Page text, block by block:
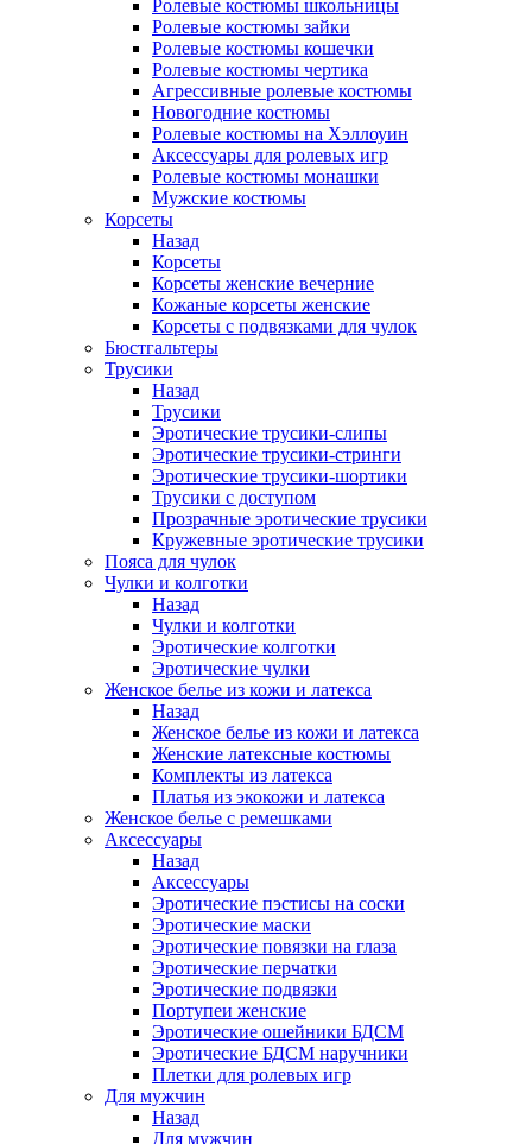
Ролевые костюмы школьницы
Ролевые костюмы зайки
Ролевые костюмы кошечки
Ролевые костюмы чертика
Агрессивные ролевые костюмы
Новогодние костюмы
Ролевые костюмы на Хэллоуин
Аксессуары для ролевых игр
Ролевые костюмы монашки
Мужские костюмы
Корсеты
Назад
Корсеты
Корсеты женские вечерние
Кожаные корсеты женские
Корсеты с подвязками для чулок
Бюстгальтеры
Трусики
Назад
Трусики
Эротические трусики-слипы
Эротические трусики-стринги
Эротические трусики-шортики
Трусики с доступом
Прозрачные эротические трусики
Кружевные эротические трусики
Пояса для чулок
Чулки и колготки
Назад
Чулки и колготки
Эротические колготки
Эротические чулки
Женское белье из кожи и латекса
Назад
Женское белье из кожи и латекса
Женские латексные костюмы
Комплекты из латекса
Платья из экокожи и латекса
Женское белье с ремешками
Аксессуары
Назад
Аксессуары
Эротические пэстисы на соски
Эротические маски
Эротические повязки на глаза
Эротические перчатки
Эротические подвязки
Портупеи женские
Эротические ошейники БДСМ
Эротические БДСМ наручники
Плетки для ролевых игр
Для мужчин
Назад
Для мужчин